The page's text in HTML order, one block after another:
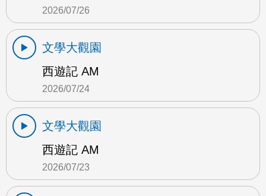
2026/07/26
文學大觀園
西遊記 AM
2026/07/24
文學大觀園
西遊記 AM
2026/07/23